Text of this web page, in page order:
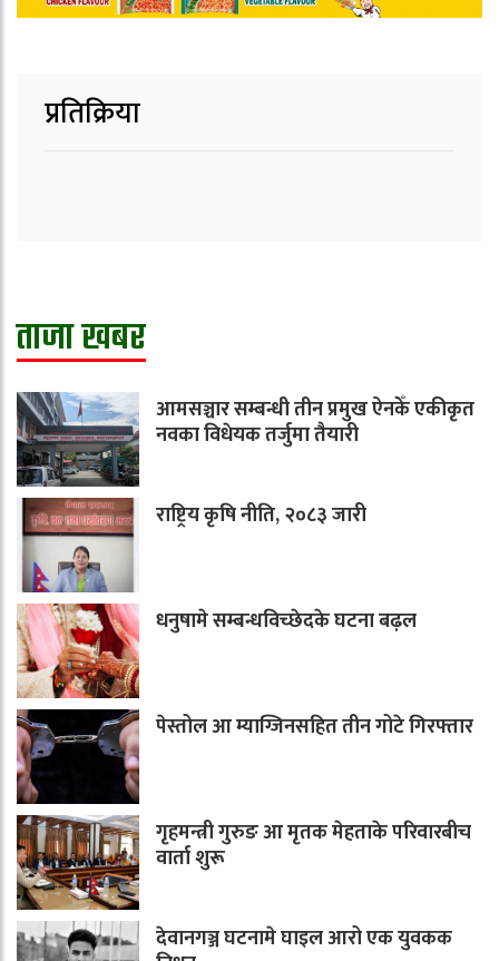
प्रतिक्रिया
ताजा खबर
आमसञ्चार सम्बन्धी तीन प्रमुख ऐनकेँ एकीकृत
नवका विधेयक तर्जुमा तैयारी
राष्ट्रिय कृषि नीति, २०८३ जारी
धनुषामे सम्बन्धविच्छेदके घटना बढ़ल
पेस्तोल आ म्याग्जिनसहित तीन गोटे गिरफ्तार
गृहमन्त्री गुरुङ आ मृतक मेहताके परिवारबीच
वार्ता शुरू
देवानगञ्ज घटनामे घाइल आरो एक युवकक